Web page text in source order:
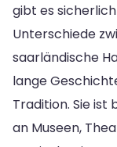
gibt es
Unterschiede
saarländische
lange
Tradition. Sie
an Museen,